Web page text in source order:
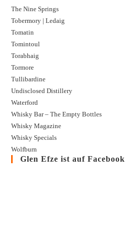
The Nine Springs
Tobermory | Ledaig
Tomatin
Tomintoul
Torabhaig
Tormore
Tullibardine
Undisclosed Distillery
Waterford
Whisky Bar – The Empty Bottles
Whisky Magazine
Whisky Specials
Wolfburn
Glen Efze ist auf Facebook